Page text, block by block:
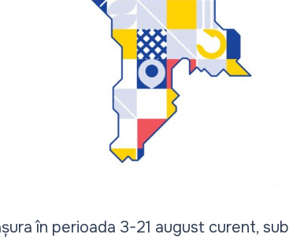
în perioada 3-21 august curent, sub